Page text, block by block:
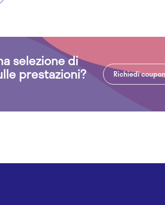
selezione di
prestazioni? Richiedi coupon